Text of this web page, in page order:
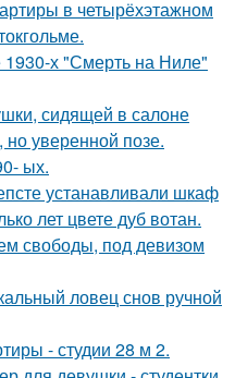
в четырёхэтажном
х "Смерть на Ниле"
сидящей в салоне
уверенной позе.
ых.
устанавливали шкаф
лет цвете дуб вотан.
свободы, под девизом
ловец снов ручной
- студии 28 м 2.